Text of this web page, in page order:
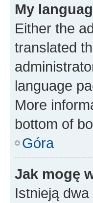
My
Either the
translated
language
More
bottom of
Góra
Jak mogę
Istnieją